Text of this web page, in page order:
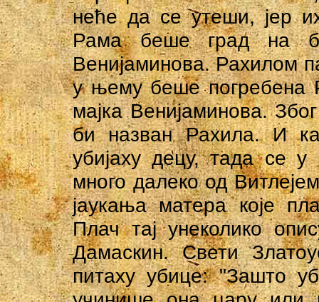
неће да се утеши, јер
Рама беше град на
Венијаминова. Рахилом
у њему беше погребена
мајка Венијаминова.
би назван Рахила. И
убијаху децу, тада се
много далеко од
јаукања матера које
Плач тај унеколико
Дамаскин. Свети
питаху убице: "Зашто